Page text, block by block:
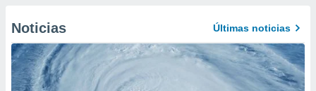
Noticias Últimas noticias